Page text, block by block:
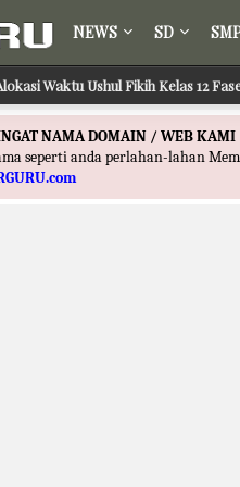
NEWS SD
Waktu Ushul Fikih Kelas 12
NAMA DOMAIN / WEB KAMI
seperti anda perlahan-lahan